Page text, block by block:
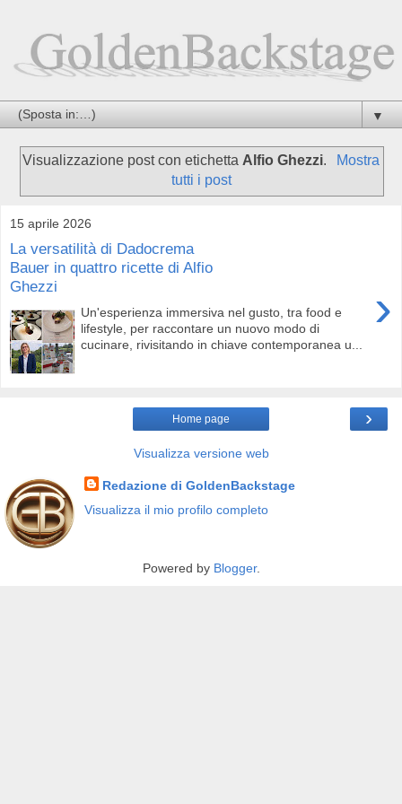
▼
Visualizzazione post con etichetta Alfio Ghezzi.
Mostra
tutti i post
15 aprile 2026
La versatilità di Dadocrema
Bauer in quattro ricette di Alfio
Ghezzi
›
Un'esperienza immersiva nel gusto, tra food e
lifestyle, per raccontare un nuovo modo di
cucinare, rivisitando in chiave contemporanea u...
›
Home page
Visualizza versione web
Redazione di GoldenBackstage
Visualizza il mio profilo completo
Powered by Blogger.